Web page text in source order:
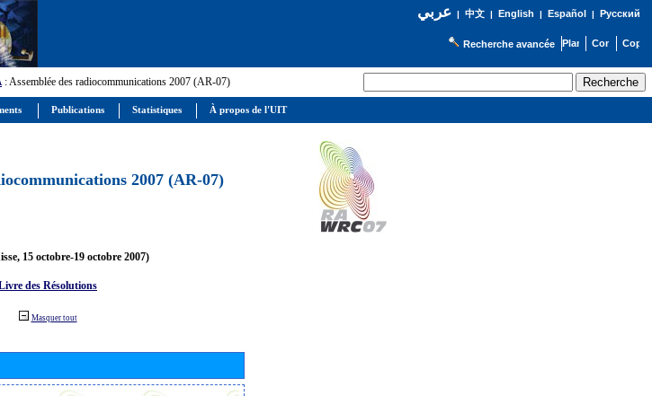
عربي| 中文| English | Español | Русский
Recherche avancée
: Assemblée des radiocommunications 2007 (AR-07)
2007 (AR-07)
15 octobre-19 octobre 2007)
des Résolutions
Masquer tout
Publications Statistiques À propos de l'UIT